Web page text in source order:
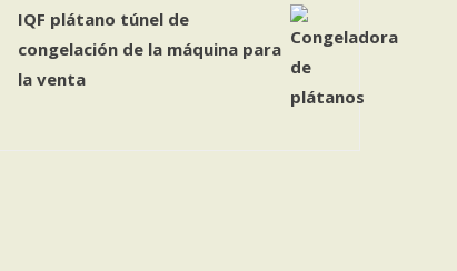
IQF plátano túnel de
congelación de la máquina para
la venta